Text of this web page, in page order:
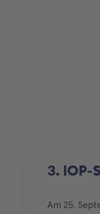
3. IOP-
Am 25.